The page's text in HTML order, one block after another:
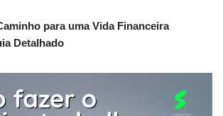
para uma Vida Financeira
Detalhado